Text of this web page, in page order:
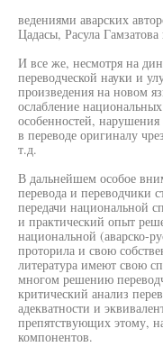
ведениями аварских
Цадасы, Расула
И все же, несмотря на
переводческой науки и
произведения на новом
ослабление
особенностей,
в переводе оригиналу
т.д.
В дальнейшем особое
перевода и переводчики
передачи национальной
и практический опыт
национальной (аварско-
проторила и свою
литература имеют свою
многом решению
критический анализ
адекватности и
препятствующих этому,
компонентов.